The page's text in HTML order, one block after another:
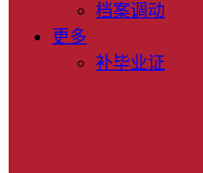
档案调动
更多
补毕业证